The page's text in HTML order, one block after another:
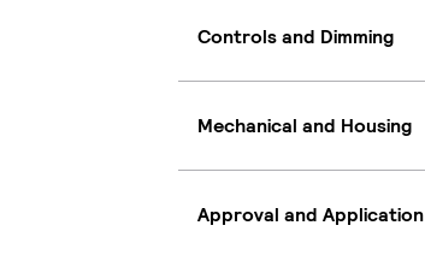
Controls and Dimming
Mechanical and Housing
Approval and Application